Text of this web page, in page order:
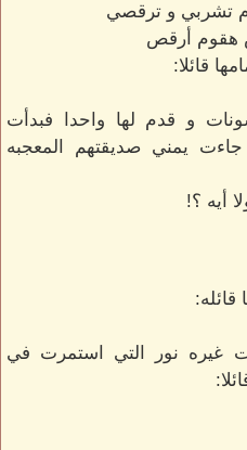
تشربي و ترقصي
أرقص
قائلا:
و قدم لها واحدا فبدأت
يمني صديقتهم المعجبه
أيه ؟!
نور التي استمرت في